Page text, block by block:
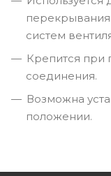
систем
Крепится при
соединения.
Возможна
положении.